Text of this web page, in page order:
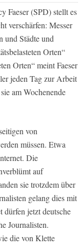
Faeser (SPD) stellt es
verschärfen: Messer
und Städte und
Orten“
Orten“ meint Faeser
jeden Tag zur Arbeit
am Wochenende
von
müssen. Etwa
Die
auf
sie trotzdem über
gelang dies mit
dürfen jetzt deutsche
Journalisten.
die von Klette